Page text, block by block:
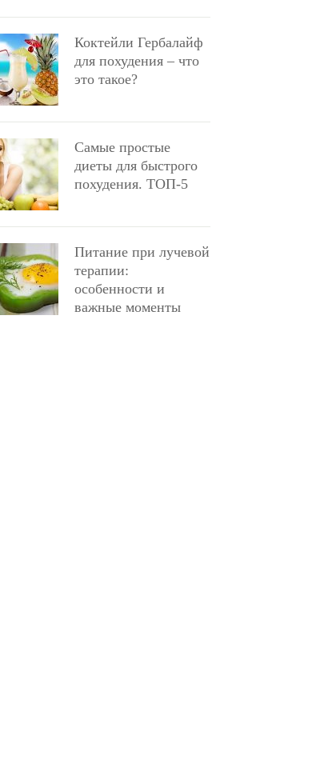
Коктейли Гербалайф
для похудения – что
это такое?
Самые простые
диеты для быстрого
похудения. ТОП-5
Питание при лучевой
терапии:
особенности и
важные моменты